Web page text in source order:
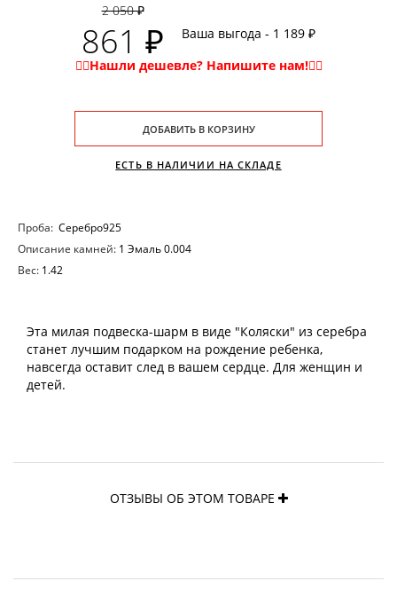
2 050 ₽
861 ₽ Ваша выгода - 1 189 ₽
ДОБАВИТЬ В КОРЗИНУ
ЕСТЬ В НАЛИЧИИ НА СКЛАДЕ
Проба: Серебро925
Описание камней: 1 Эмаль 0.004
Вес: 1.42
Эта милая подвеска-шарм в виде "Коляски" из серебра
станет лучшим подарком на рождение ребенка,
навсегда оставит след в вашем сердце. Для женщин и
детей.
ОТЗЫВЫ ОБ ЭТОМ ТОВАРЕ